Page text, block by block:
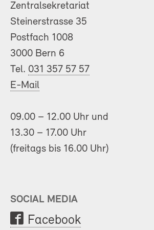
Zentralsekretariat
Steinerstrasse 35
Postfach 1008
3000 Bern 6
Tel. 031 357 57 57
E-Mail
09.00 – 12.00 Uhr und
13.30 – 17.00 Uhr
(freitags bis 16.00 Uhr)
SOCIAL MEDIA
Facebook